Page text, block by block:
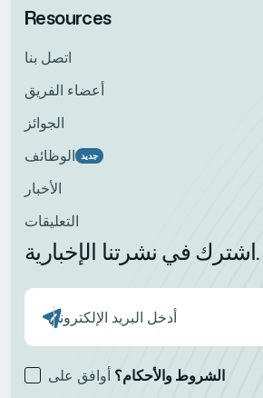
Resources
اتصل بنا
أعضاء الفريق
الجوائز
الوظائف جديد
الأخبار
التعليقات
اشترك في نشرتنا الإخبارية.
أوافق على الشروط والأحكام؟